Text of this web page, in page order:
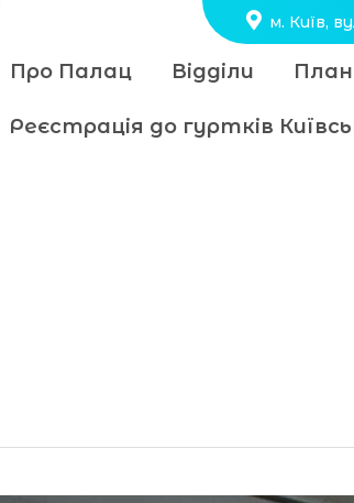
м. Київ,
Про Палац Відділи План
Реєстрація до гуртків